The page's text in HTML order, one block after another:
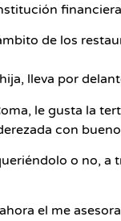
de los
lleva por
le gusta la
con
o no, a
el me